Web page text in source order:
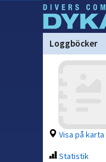
Loggböcker
Visa på karta
Statistik